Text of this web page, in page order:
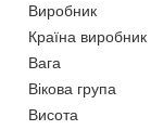
Виробник
Країна виробник
Вага
Вікова група
Висота